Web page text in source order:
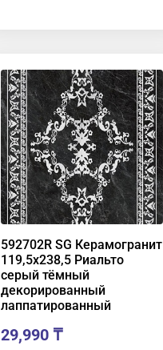
592702R SG Керамогранит
119,5х238,5 Риальто
серый тёмный
декорированный
лаппатированный
29,990 ₸